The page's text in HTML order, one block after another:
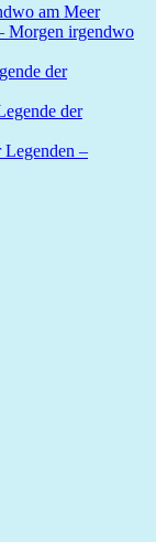
am Meer
Morgen irgendwo
der
der
Legenden –